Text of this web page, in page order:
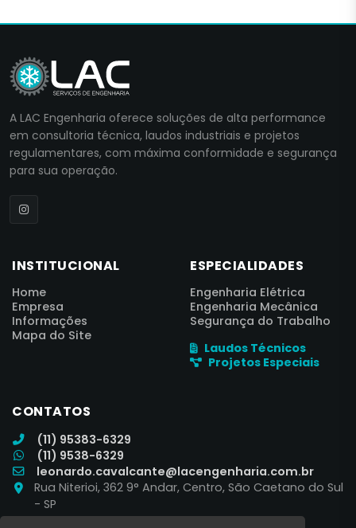
A LAC Engenharia oferece soluções de alta performance
em consultoria técnica, laudos industriais e projetos
regulamentares, com máxima conformidade e segurança
para sua operação.
INSTITUCIONAL
Home
Empresa
Informações
Mapa do Site
ESPECIALIDADES
Engenharia Elétrica
Engenharia Mecânica
Segurança do Trabalho
Laudos Técnicos
Projetos Especiais
CONTATOS
(11) 95383-6329
(11) 9538-6329
leonardo.cavalcante@lacengenharia.com.br
Rua Niterioi, 362 9° Andar, Centro, São Caetano do Sul
- SP